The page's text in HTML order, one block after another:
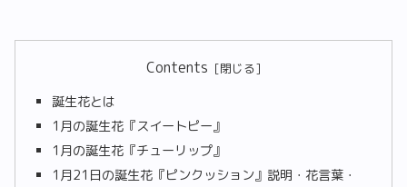
Contents
誕生花とは
1月の誕生花『スイートピー』
1月の誕生花『チューリップ』
1月21日の誕生花『ピンクッション』説明・花言葉・